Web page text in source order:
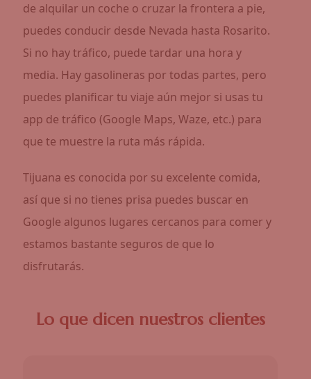
de alquilar un coche o cruzar la frontera a pie,
puedes conducir desde Nevada hasta Rosarito.
Si no hay tráfico, puede tardar una hora y
media. Hay gasolineras por todas partes, pero
puedes planificar tu viaje aún mejor si usas tu
app de tráfico (Google Maps, Waze, etc.) para
que te muestre la ruta más rápida.
Tijuana es conocida por su excelente comida,
así que si no tienes prisa puedes buscar en
Google algunos lugares cercanos para comer y
estamos bastante seguros de que lo
disfrutarás.
Lo que dicen nuestros clientes